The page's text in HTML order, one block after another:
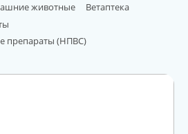
животные
Ветаптека
препараты (НПВС)